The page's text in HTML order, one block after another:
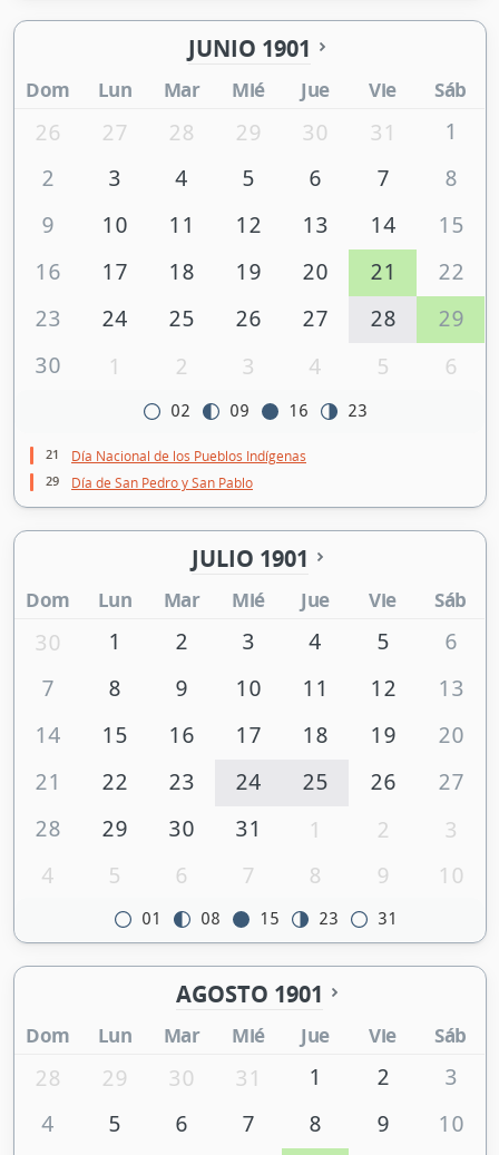
JUNIO 1901
Dom Lun Mar Mié Jue Vie Sáb
26 27 28 29 30 31
1
2
3 4 5 6 7
8
9
10 11 12 13 14
15
16
17 18 19 20 21
22
23
24 25 26 27 28
29
30
1 2 3 4 5 6
02 09 16 23
21 Día Nacional de los Pueblos Indígenas
29 Día de San Pedro y San Pablo
JULIO 1901
Dom Lun Mar Mié Jue Vie Sáb
30 1 2 3 4 5
6
7
8 9 10 11 12
13
14
15 16 17 18 19
20
21
22 23 24 25 26
27
28
29 30 31 1 2
3
4
5 6 7 8 9 10
01 08 15 23 31
AGOSTO 1901
Dom Lun Mar Mié Jue Vie Sáb
28 29 30 31 1 2
3
4
5 6 7 8 9
10